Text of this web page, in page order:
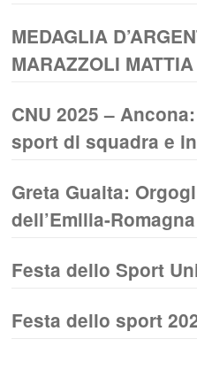
MEDAGLIA
MARAZZOLI
CHAMPIONSHIPS
CNU 2025 –
sport di squadra e
Greta Guaita:
dell’Emilia-
Festa dello Sport
Festa dello sport